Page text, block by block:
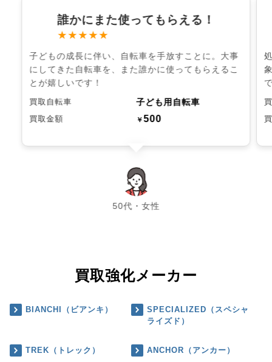
誰かにまた使ってもらえる！
★★★★★
子どもの成長に伴い、自転車を手放すことに。大事
にしてきた自転車を、また誰かに使ってもらえるこ
とが嬉しいです！
買取自転車 子ども用自転車
買取金額 ￥500
50代・女性
chevron_left chevron_right
買取強化メーカー
BIANCHI（ビアンキ）
SPECIALIZED（スペシャ
ライズド）
TREK（トレック） ANCHOR（アンカー）